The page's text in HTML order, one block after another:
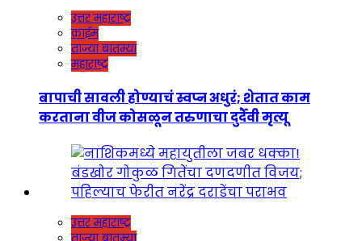
उत्तर महाराष्ट्र
क्राईम
ताज्या बातम्या
महाराष्ट्र
बापाची सावली होण्याचं स्वप्न अधुरं; शेतात काम
करताना वीज कोसळून तरुणाचा दुर्दैवी मृत्यू
उत्तर महाराष्ट्र